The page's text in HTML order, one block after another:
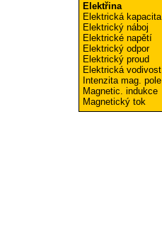
Elektřina
Elektrická kapacita
Elektrický náboj
Elektrické napětí
Elektrický odpor
Elektrický proud
Elektrická vodivost
Intenzita mag. pole
Magnetic. indukce
Magnetický tok